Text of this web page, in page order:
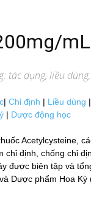
mL
tác dụng, liều
| Chỉ định | Liều dùng |
| Dược động học
Acetylcysteine,
định, chống chỉ
được biên tập và
Dược phẩm Hoa